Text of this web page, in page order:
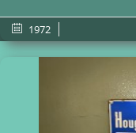
1972